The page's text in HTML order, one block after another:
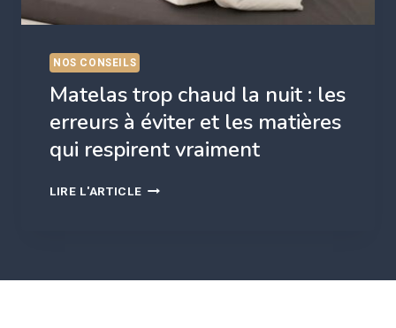
NOS CONSEILS
Matelas trop chaud la nuit : les
erreurs à éviter et les matières
qui respirent vraiment
LIRE L'ARTICLEMATELAS
: